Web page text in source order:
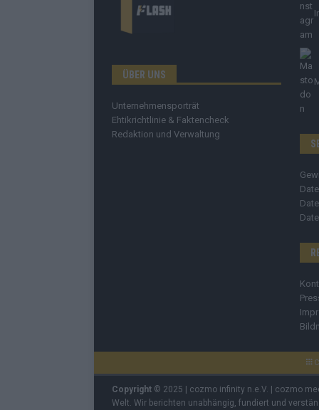
ÜBER UNS
Unternehmensporträt
Ehtikrichtlinie & Faktencheck
Redaktion und Verwaltung
Copyright © 2025 | cozmo infinity n.e.V. | cozmo
Welt. Wir berichten unabhängig, fundiert und